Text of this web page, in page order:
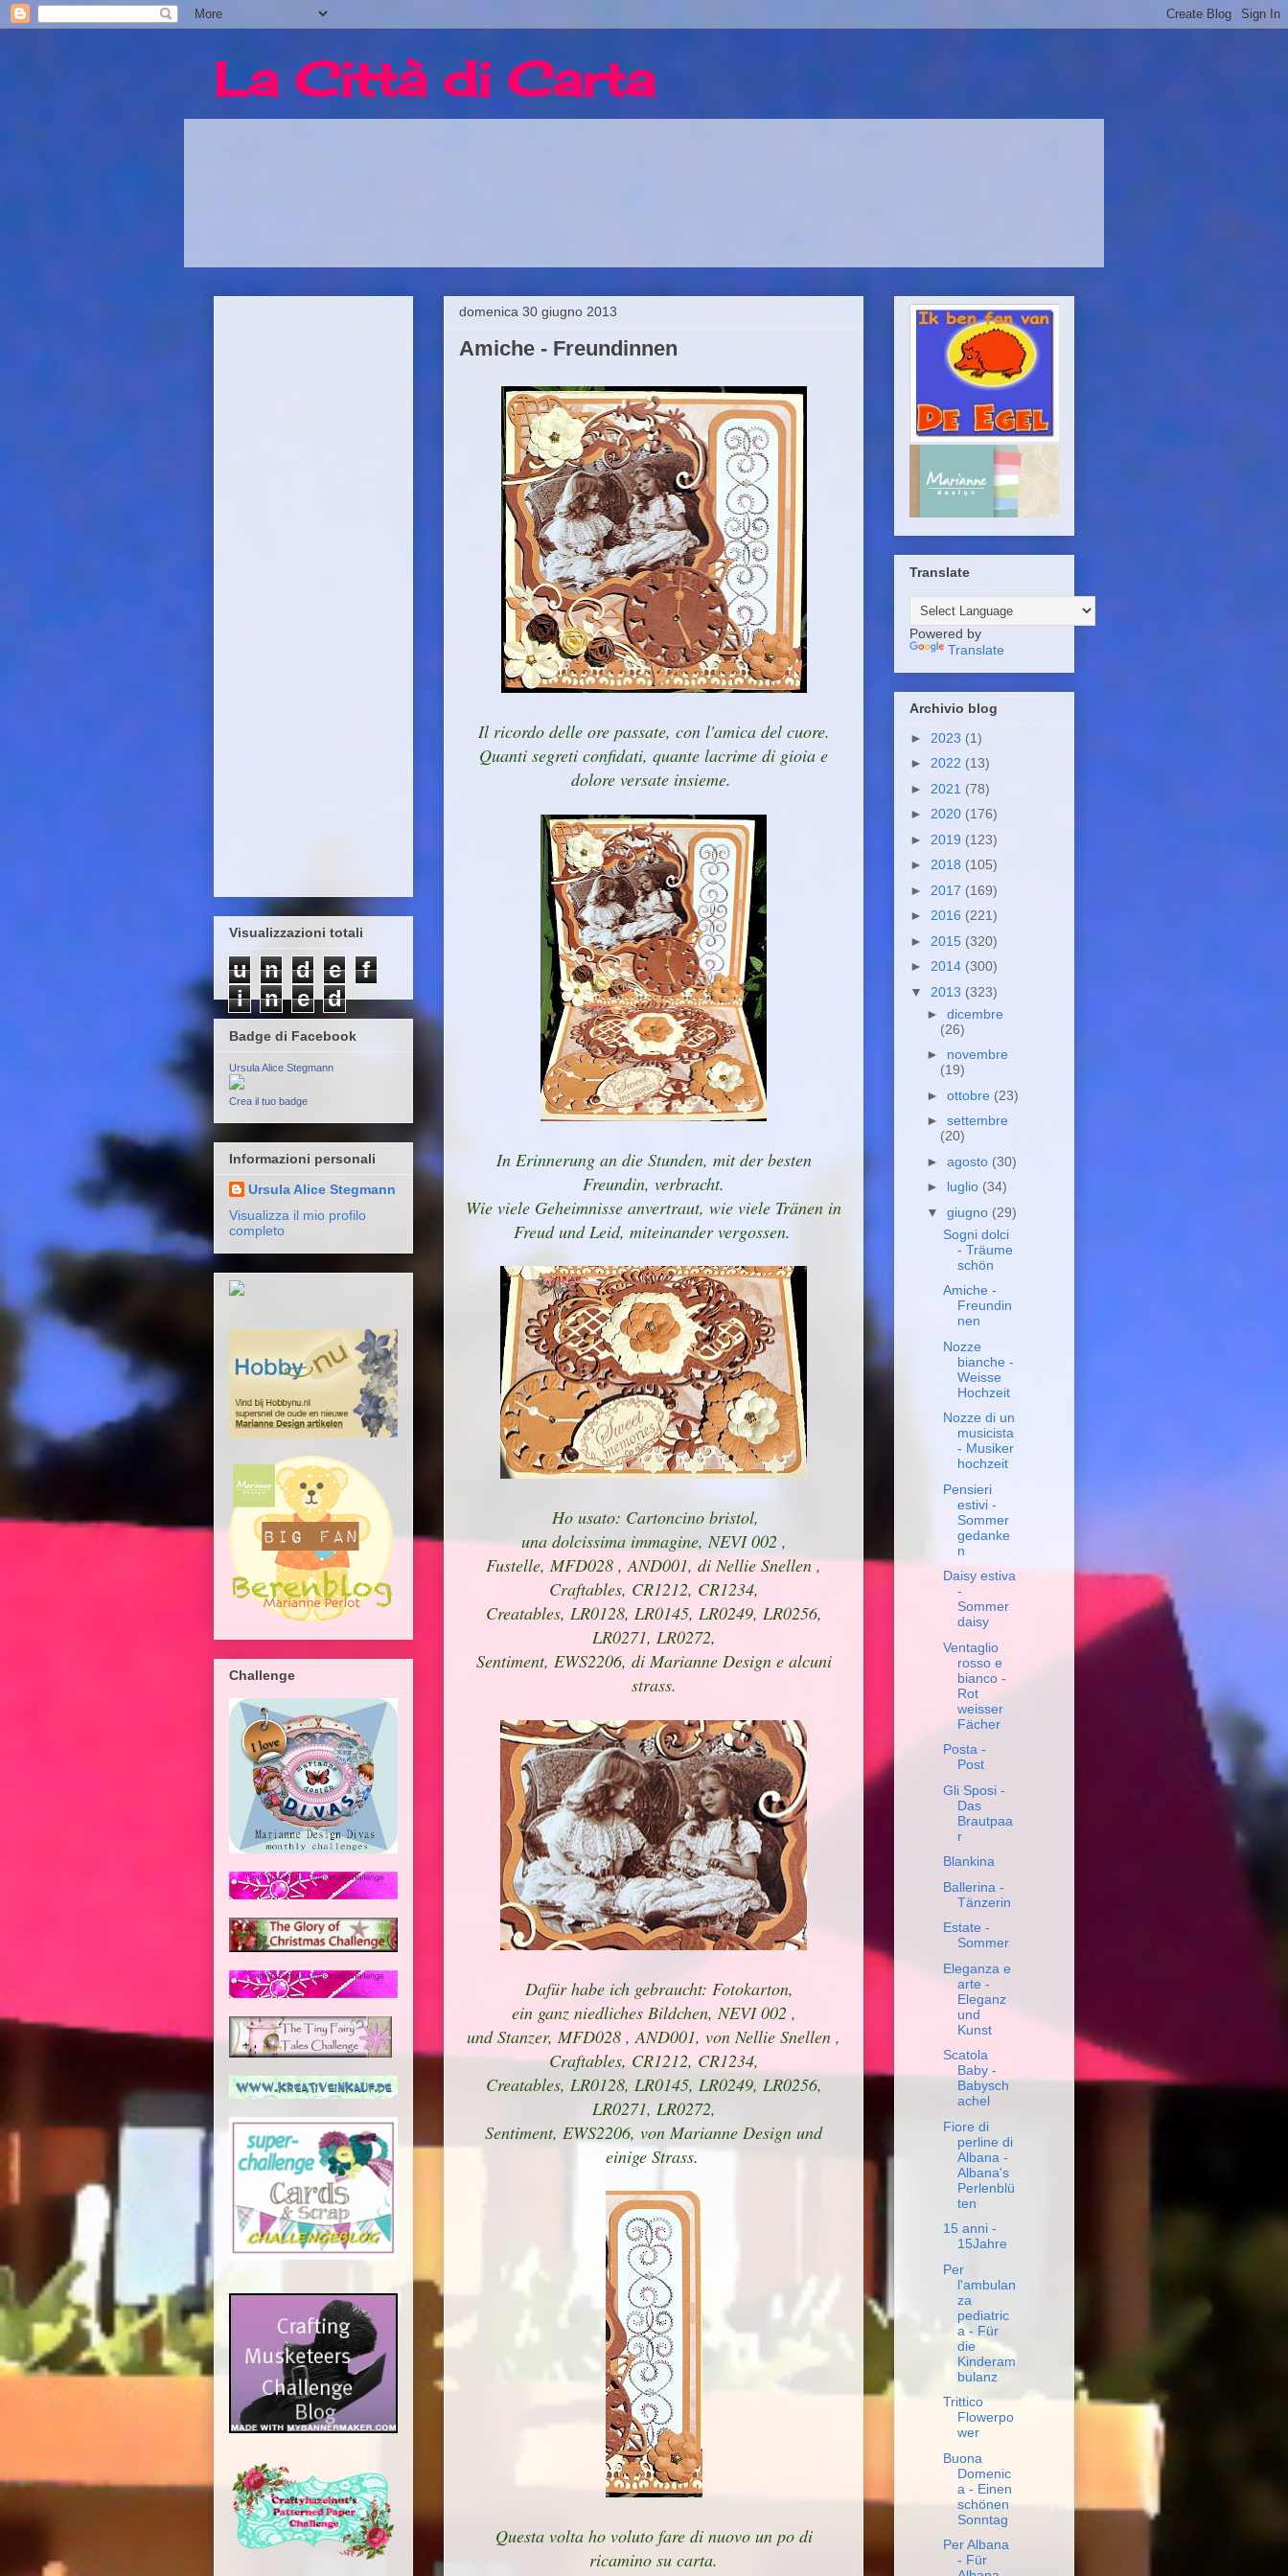
La Città di Carta
domenica 30 giugno 2013
Amiche - Freundinnen
Il ricordo delle ore passate, con l'amica del cuore.
Quanti segreti confidati, quante lacrime di gioia e
dolore versate insieme.
In Erinnerung an die Stunden, mit der besten
Freundin, verbracht.
Wie viele Geheimnisse anvertraut, wie viele Tränen in
Freud und Leid, miteinander vergossen.
Ho usato: Cartoncino bristol,
una dolcissima immagine, NEVI 002 ,
Fustelle, MFD028 , AND001, di Nellie Snellen ,
Craftables, CR1212, CR1234,
Creatables, LR0128, LR0145, LR0249, LR0256,
LR0271, LR0272,
Sentiment, EWS2206, di Marianne Design e alcuni
strass.
Dafür habe ich gebraucht: Fotokarton,
ein ganz niedliches Bildchen, NEVI 002 ,
und Stanzer, MFD028 , AND001, von Nellie Snellen ,
Craftables, CR1212, CR1234,
Creatables, LR0128, LR0145, LR0249, LR0256,
LR0271, LR0272,
Sentiment, EWS2206, von Marianne Design und
einige Strass.
Questa volta ho voluto fare di nuovo un po di
ricamino su carta.
Visualizzazioni totali
u n d e
f
i
n e d
Badge di Facebook
Ursula Alice Stegmann
Crea il tuo badge
Informazioni personali
Ursula Alice Stegmann
Visualizza il mio profilo
completo
Challenge
Translate
Powered by
Translate
Archivio blog
► 2023 (1)
► 2022 (13)
► 2021 (78)
► 2020 (176)
► 2019 (123)
► 2018 (105)
► 2017 (169)
► 2016 (221)
► 2015 (320)
► 2014 (300)
▼ 2013 (323)
► dicembre
(26)
► novembre
(19)
► ottobre (23)
► settembre
(20)
► agosto (30)
► luglio (34)
▼ giugno (29)
Sogni dolci
- Träume
schön
Amiche -
Freundin
nen
Nozze
bianche -
Weisse
Hochzeit
Nozze di un
musicista
- Musiker
hochzeit
Pensieri
estivi -
Sommer
gedanke
n
Daisy estiva
-
Sommer
daisy
Ventaglio
rosso e
bianco -
Rot
weisser
Fächer
Posta -
Post
Gli Sposi -
Das
Brautpaa
r
Blankina
Ballerina -
Tänzerin
Estate -
Sommer
Eleganza e
arte -
Eleganz
und
Kunst
Scatola
Baby -
Babysch
achel
Fiore di
perline di
Albana -
Albana's
Perlenblü
ten
15 anni -
15Jahre
Per
l'ambulan
za
pediatric
a - Für
die
Kinderam
bulanz
Trittico
Flowerpo
wer
Buona
Domenic
a - Einen
schönen
Sonntag
Per Albana
- Für